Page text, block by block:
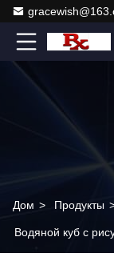
Дом > Продукты
Водяной куб с